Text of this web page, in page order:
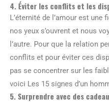
4. Éviter les conflits et les
L’éternité de l’amour est une
nos yeux s’ouvrent et nous
l’autre. Pour que la relation
conflits et pour éviter ces
pas se concentrer sur les
voici Les 15 signes d’un
5. Surprendre avec des